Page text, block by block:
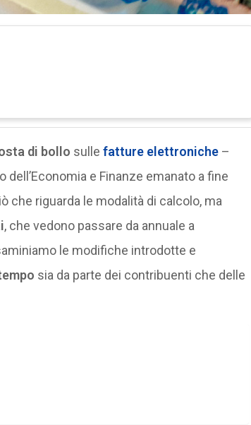
di bollo sulle fatture elettroniche –
e Finanze emanato a fine
che riguarda le modalità di calcolo, ma
, che vedono passare da annuale a
le modifiche introdotte e
sia da parte dei contribuenti che delle